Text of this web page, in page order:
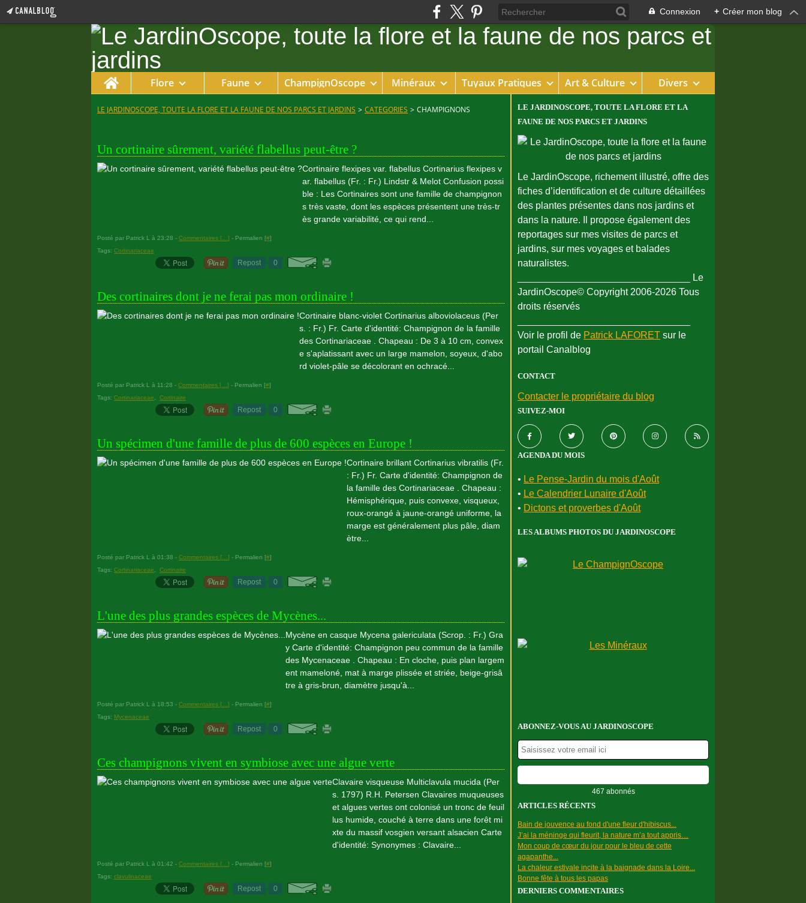
Connexion + Créer mon blog
Home Flore Faune ChampignOscope Minéraux Tuyaux Pratiques Art & Culture Divers
LE JARDINOSCOPE, TOUTE LA FLORE ET LA FAUNE DE NOS PARCS ET JARDINS > CATEGORIES > CHAMPIGNONS
Un cortinaire sûrement, variété flabellus peut-être ?
Cortinaire flexipes var. flabellus Cortinarius flexipes v
ar. flabellus (Fr. : Fr.) Lindstr & Melot Confusion possi
ble : Les Cortinaires sont une famille de champignon
s très vaste, dont les espèces présentent une très-tr
ès grande variabilité, ce qui rend...
Posté par Patrick L à 23:28 - Commentaires [ ] - Permalien [#]
Tags: Cortinariaceae
Repost 0
Des cortinaires dont je ne ferai pas mon ordinaire !
Cortinaire blanc-violet Cortinarius alboviolaceus (Per
s. : Fr.) Fr. Carte d'identité: Champignon de la famille
des Cortinariaceae . Chapeau : De 3 à 10 cm, convex
e s'aplatissant avec un large mamelon, soyeux, d'abo
rd violet-pâle se décolorant en ochracé...
Posté par Patrick L à 11:28 - Commentaires [ ] - Permalien [#]
Tags: Cortinariaceae Cortinaire
Repost 0
Un spécimen d'une famille de plus de 600 espèces en Europe !
Cortinaire brillant Cortinarius vibratilis (Fr.
: Fr.) Fr. Carte d'identité: Champignon de
la famille des Cortinariaceae . Chapeau :
Hémisphérique, puis convexe, visqueux,
roux-orangé à jaune-orangé uniforme, la
marge est généralement plus pâle, diam
ètre...
Posté par Patrick L à 01:38 - Commentaires [ ] - Permalien [#]
Tags: Cortinariaceae Cortinaire
Repost 0
L'une des plus grandes espèces de Mycènes...
Mycène en casque Mycena galericulata (Scrop. : Fr.) Gra
y Carte d'identité: Champignon peu commun de la famille
des Mycenaceae . Chapeau : En cloche, puis plan largem
ent mameloné, mat à marge plissée et striée, beige-grisâ
tre à gris-brun, diamètre jusqu'à...
Posté par Patrick L à 18:53 - Commentaires [ ] - Permalien [#]
Tags: Mycenaceae
Repost 0
Ces champignons vivent en symbiose avec une algue verte
Clavaire visqueuse Multiclavula mucida (Per
s. 1797) R.H. Petersen Clavaires muqueuses
et algues vertes ont colonisé un tronc de feuil
lus humide, couché à terre dans une forêt mi
xte du massif vosgien versant alsacien Carte
d'identité: Synonymes : Clavaire...
Posté par Patrick L à 01:42 - Commentaires [ ] - Permalien [#]
Tags: clavulinaceae
Repost 0
LE JARDINOSCOPE, TOUTE LA FLORE ET LA
FAUNE DE NOS PARCS ET JARDINS
Le JardinOscope, richement illustré, offre des
fiches d’identification et de culture détaillées
des plantes présentes dans nos jardins et
dans la nature. Il propose également des
reportages sur mes visites de parcs et
jardins, sur mes voyages et balades
naturalistes.
________________________________ Le
JardinOscope© Copyright 2006-2026 Tous
droits réservés
Voir le profil de Patrick LAFORET sur le
portail Canalblog
CONTACT
Contacter le propriétaire du blog
SUIVEZ-MOI
AGENDA DU MOIS
• Le Pense-Jardin du mois d'Août
• Le Calendrier Lunaire d'Août
• Dictons et proverbes d'Août
LES ALBUMS PHOTOS DU JARDINOSCOPE
ABONNEZ-VOUS AU JARDINOSCOPE
467 abonnés
ARTICLES RÉCENTS
Bain de jouvence au fond d'une fleur d'hibiscus...
J’ai la méninge qui fleurit, la nature m’a tout appris…
Mon coup de cœur du jour pour le bleu de cette
agapanthe...
La chaleur estivale incite à la baignade dans la Loire...
Bonne fête à tous les papas
DERNIERS COMMENTAIRES